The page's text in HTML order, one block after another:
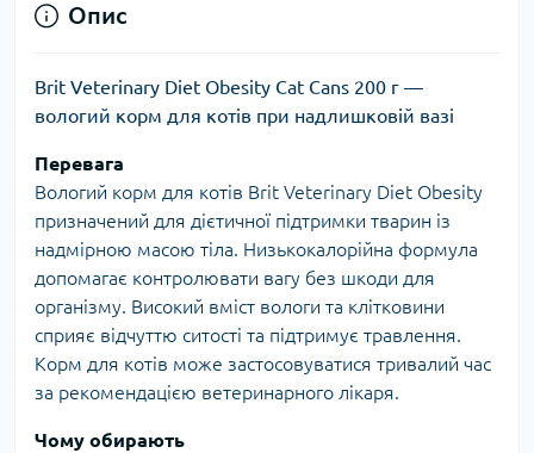
Опис
Brit Veterinary Diet Obesity Cat Cans 200 г —
вологий корм для котів при надлишковій вазі
Перевага
Вологий корм для котів Brit Veterinary Diet Obesity
призначений для дієтичної підтримки тварин із
надмірною масою тіла. Низькокалорійна формула
допомагає контролювати вагу без шкоди для
організму. Високий вміст вологи та клітковини
сприяє відчуттю ситості та підтримує травлення.
Корм для котів може застосовуватися тривалий час
за рекомендацією ветеринарного лікаря.
Чому обирають